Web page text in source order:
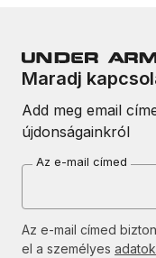
Maradj
Add meg email
újdonságainkról
Az e-mail címed
Az e-mail címed
el a személyes